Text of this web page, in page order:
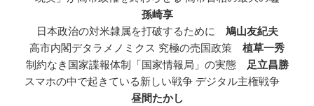
孫崎享
日本政治の対米隷属を打破するために 鳩山友紀夫
高市内閣デタラメノミクス 究極の売国政策 植草一秀
制約なき国家諜報体制「国家情報局」の実態 足立昌勝
スマホの中で起きている新しい戦争 デジタル主権戦争
昼間たかし